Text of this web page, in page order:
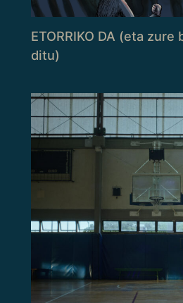
ETORRIKO DA (eta zure
ditu)